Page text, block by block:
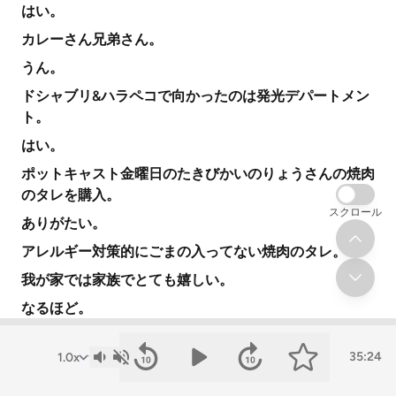
はい。
カレーさん兄弟さん。
うん。
ドシャブリ&ハラペコで向かったのは発光デパートメン
ト。
はい。
ポットキャスト金曜日のたきびかいのりょうさんの焼肉
のタレを購入。
ありがたい。
アレルギー対策的にごまの入ってない焼肉のタレ。
我が家では家族でとても嬉しい。
なるほど。
ありがとうございます。
35:24
スクロール